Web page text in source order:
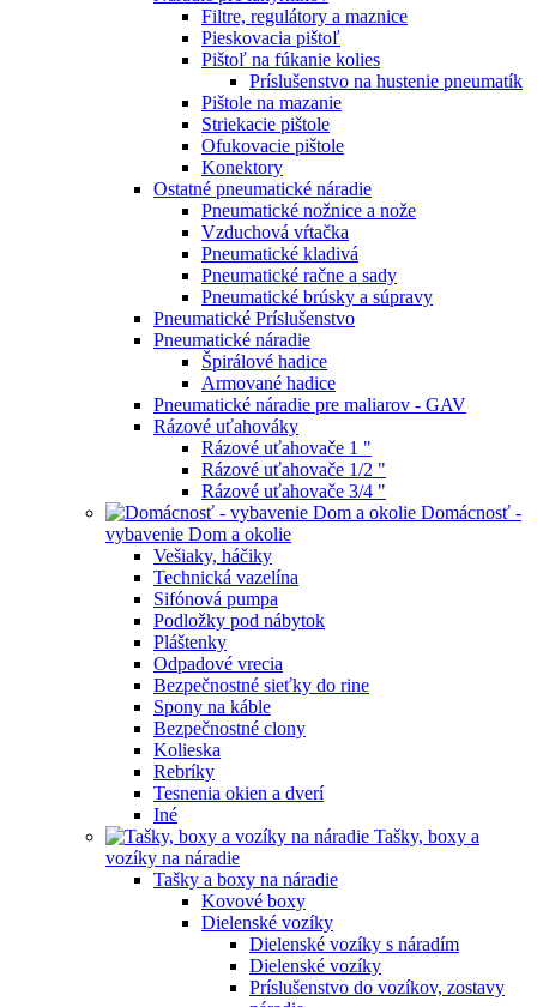
Filtre, regulátory a maznice
Pieskovacia pištoľ
Pištoľ na fúkanie kolies
Príslušenstvo na hustenie pneumatík
Pištole na mazanie
Striekacie pištole
Ofukovacie pištole
Konektory
Ostatné pneumatické náradie
Pneumatické nožnice a nože
Vzduchová vŕtačka
Pneumatické kladivá
Pneumatické račne a sady
Pneumatické brúsky a súpravy
Pneumatické Príslušenstvo
Pneumatické náradie
Špirálové hadice
Armované hadice
Pneumatické náradie pre maliarov - GAV
Rázové uťahováky
Rázové uťahovače 1 "
Rázové uťahovače 1/2 "
Rázové uťahovače 3/4 "
Domácnosť -
vybavenie Dom a okolie
Vešiaky, háčiky
Technická vazelína
Sifónová pumpa
Podložky pod nábytok
Pláštenky
Odpadové vrecia
Bezpečnostné sieťky do rine
Spony na káble
Bezpečnostné clony
Kolieska
Rebríky
Tesnenia okien a dverí
Iné
Tašky, boxy a
vozíky na náradie
Tašky a boxy na náradie
Kovové boxy
Dielenské vozíky
Dielenské vozíky s náradím
Dielenské vozíky
Príslušenstvo do vozíkov, zostavy